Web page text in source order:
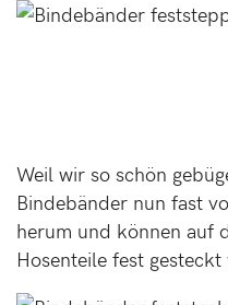
Weil wir so schön
Bindebänder nun fast
herum und können auf
Hosenteile fest gesteckt